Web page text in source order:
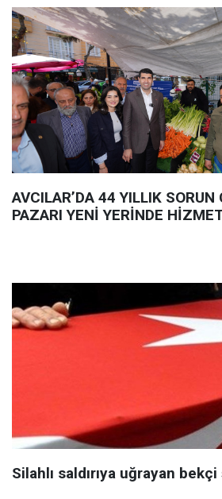
AVCILAR’DA 44 YILLIK SORUN
PAZARI YENİ YERİNDE
Silahlı saldırıya uğrayan